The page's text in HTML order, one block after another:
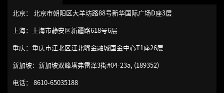
北京： 北京市朝阳区大羊坊路88号新华国际广场D座3层
上海：上海市静安区新疆路618号6层
重庆：重庆市江北区江北嘴金融城国金中心T1座26层
新加坡：新加坡双峰塔弗雷泽3街#04-23a, (189352)
电话： 8610-65035188